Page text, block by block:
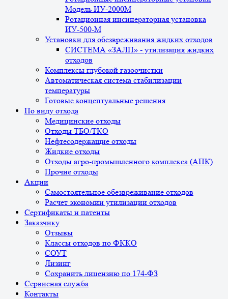
Модель ИУ-2000М
Ротационная инсинераторная установка
ИУ-500-М
Установки для обезвреживания жидких отходов
СИСТЕМА «ЗАЛП» - утилизация жидких
отходов
Комплексы глубокой газоочистки
Автоматическая система стабилизации
температуры
Готовые концептуальные решения
По виду отхода
Медицинские отходы
Отходы ТБО/ТКО
Нефтесодержащие отходы
Жидкие отходы
Отходы агро-промышленного комплекса (АПК)
Прочие отходы
Акции
Самостоятельное обезвреживание отходов
Расчет экономии утилизации отходов
Сертификаты и патенты
Заказчику
Отзывы
Классы отходов по ФККО
СОУТ
Лизинг
Сохранить лицензию по 174-ФЗ
Сервисная служба
Контакты